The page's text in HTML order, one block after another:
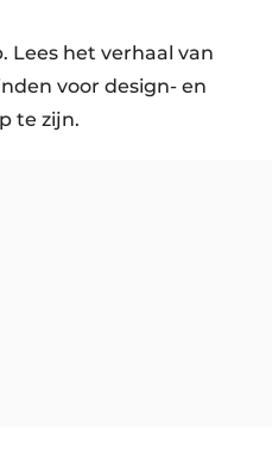
Lees het verhaal van
voor design- en
te zijn.